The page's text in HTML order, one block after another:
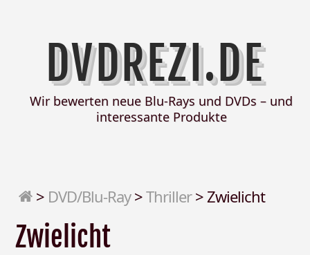
DVDREZI.DE
Wir bewerten neue Blu-Rays und DVDs – und
interessante Produkte
> DVD/Blu-Ray>Thriller>Zwielicht
Zwielicht